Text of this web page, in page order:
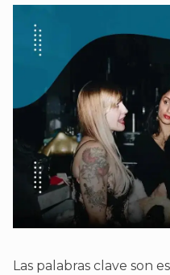
Las palabras clave son